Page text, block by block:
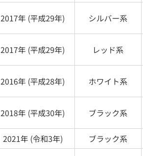
2017年 (平成29年) シルバー系
2017年 (平成29年) レッド系
2016年 (平成28年) ホワイト系
2018年 (平成30年) ブラック系
2021年 (令和3年) ブラック系